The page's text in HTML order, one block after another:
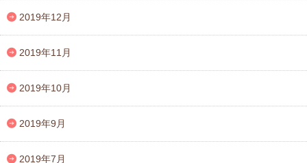
2019年12月
2019年11月
2019年10月
2019年9月
2019年7月